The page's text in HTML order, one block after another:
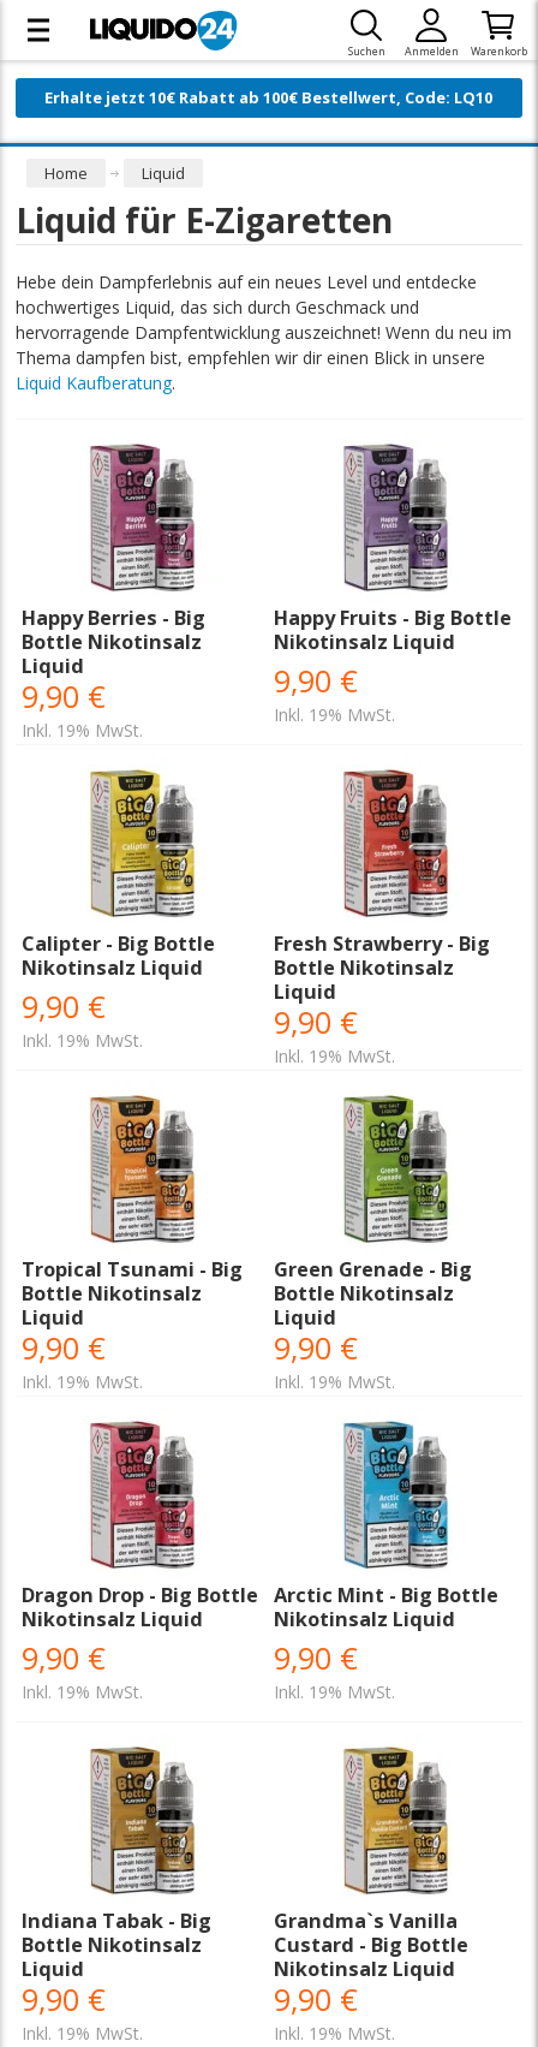
Suchen Anmelden Warenkorb
Erhalte jetzt 10€ Rabatt ab 100€ Bestellwert, Code: LQ10
Home Liquid
Liquid für E-Zigaretten
Hebe dein Dampferlebnis auf ein neues Level und entdecke
hochwertiges Liquid, das sich durch Geschmack und
hervorragende Dampfentwicklung auszeichnet! Wenn du neu im
Thema dampfen bist, empfehlen wir dir einen Blick in unsere
Liquid Kaufberatung.
Happy Berries - Big
Bottle Nikotinsalz
Liquid
9,90 €
Inkl. 19% MwSt.
Happy Fruits - Big Bottle
Nikotinsalz Liquid
9,90 €
Inkl. 19% MwSt.
Calipter - Big Bottle
Nikotinsalz Liquid
9,90 €
Inkl. 19% MwSt.
Fresh Strawberry - Big
Bottle Nikotinsalz
Liquid
9,90 €
Inkl. 19% MwSt.
Tropical Tsunami - Big
Bottle Nikotinsalz
Liquid
9,90 €
Inkl. 19% MwSt.
Green Grenade - Big
Bottle Nikotinsalz
Liquid
9,90 €
Inkl. 19% MwSt.
Dragon Drop - Big Bottle
Nikotinsalz Liquid
9,90 €
Inkl. 19% MwSt.
Arctic Mint - Big Bottle
Nikotinsalz Liquid
9,90 €
Inkl. 19% MwSt.
Indiana Tabak - Big
Bottle Nikotinsalz
Liquid
9,90 €
Inkl. 19% MwSt.
Grandma`s Vanilla
Custard - Big Bottle
Nikotinsalz Liquid
9,90 €
Inkl. 19% MwSt.